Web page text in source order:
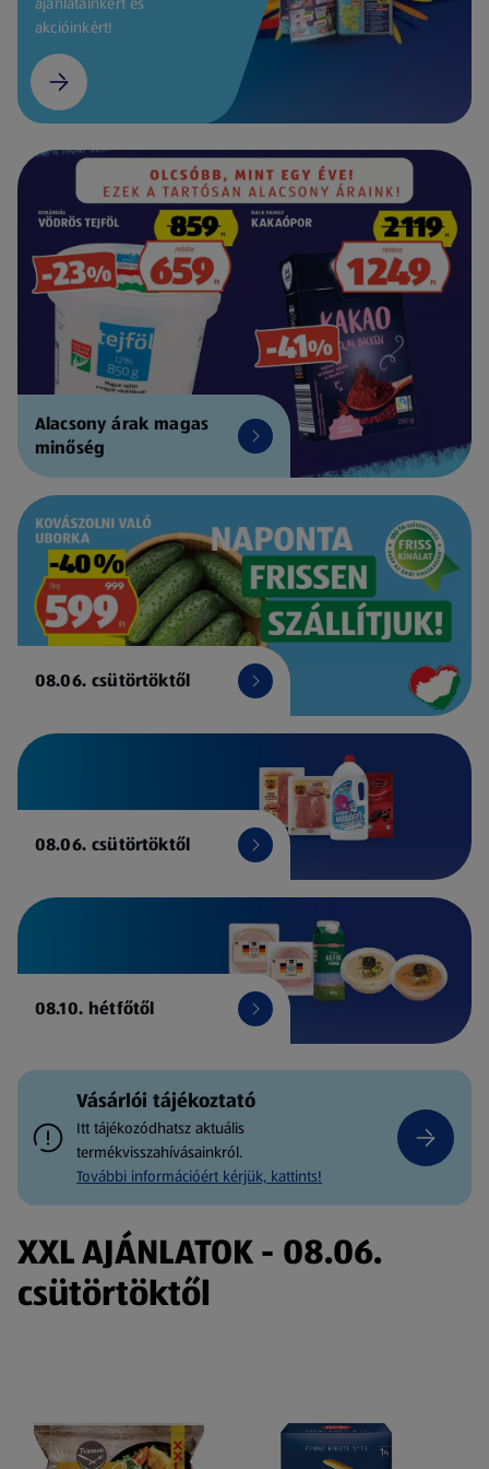
akcióinkért!
Alacsony árak magas
minőség
08.06. csütörtöktől
08.06. csütörtöktől
08.10. hétfőtől
Vásárlói tájékoztató
Itt tájékozódhatsz aktuális
termékvisszahívásainkról.
További információért kérjük, kattints!
XXL AJÁNLATOK - 08.06.
csütörtöktől